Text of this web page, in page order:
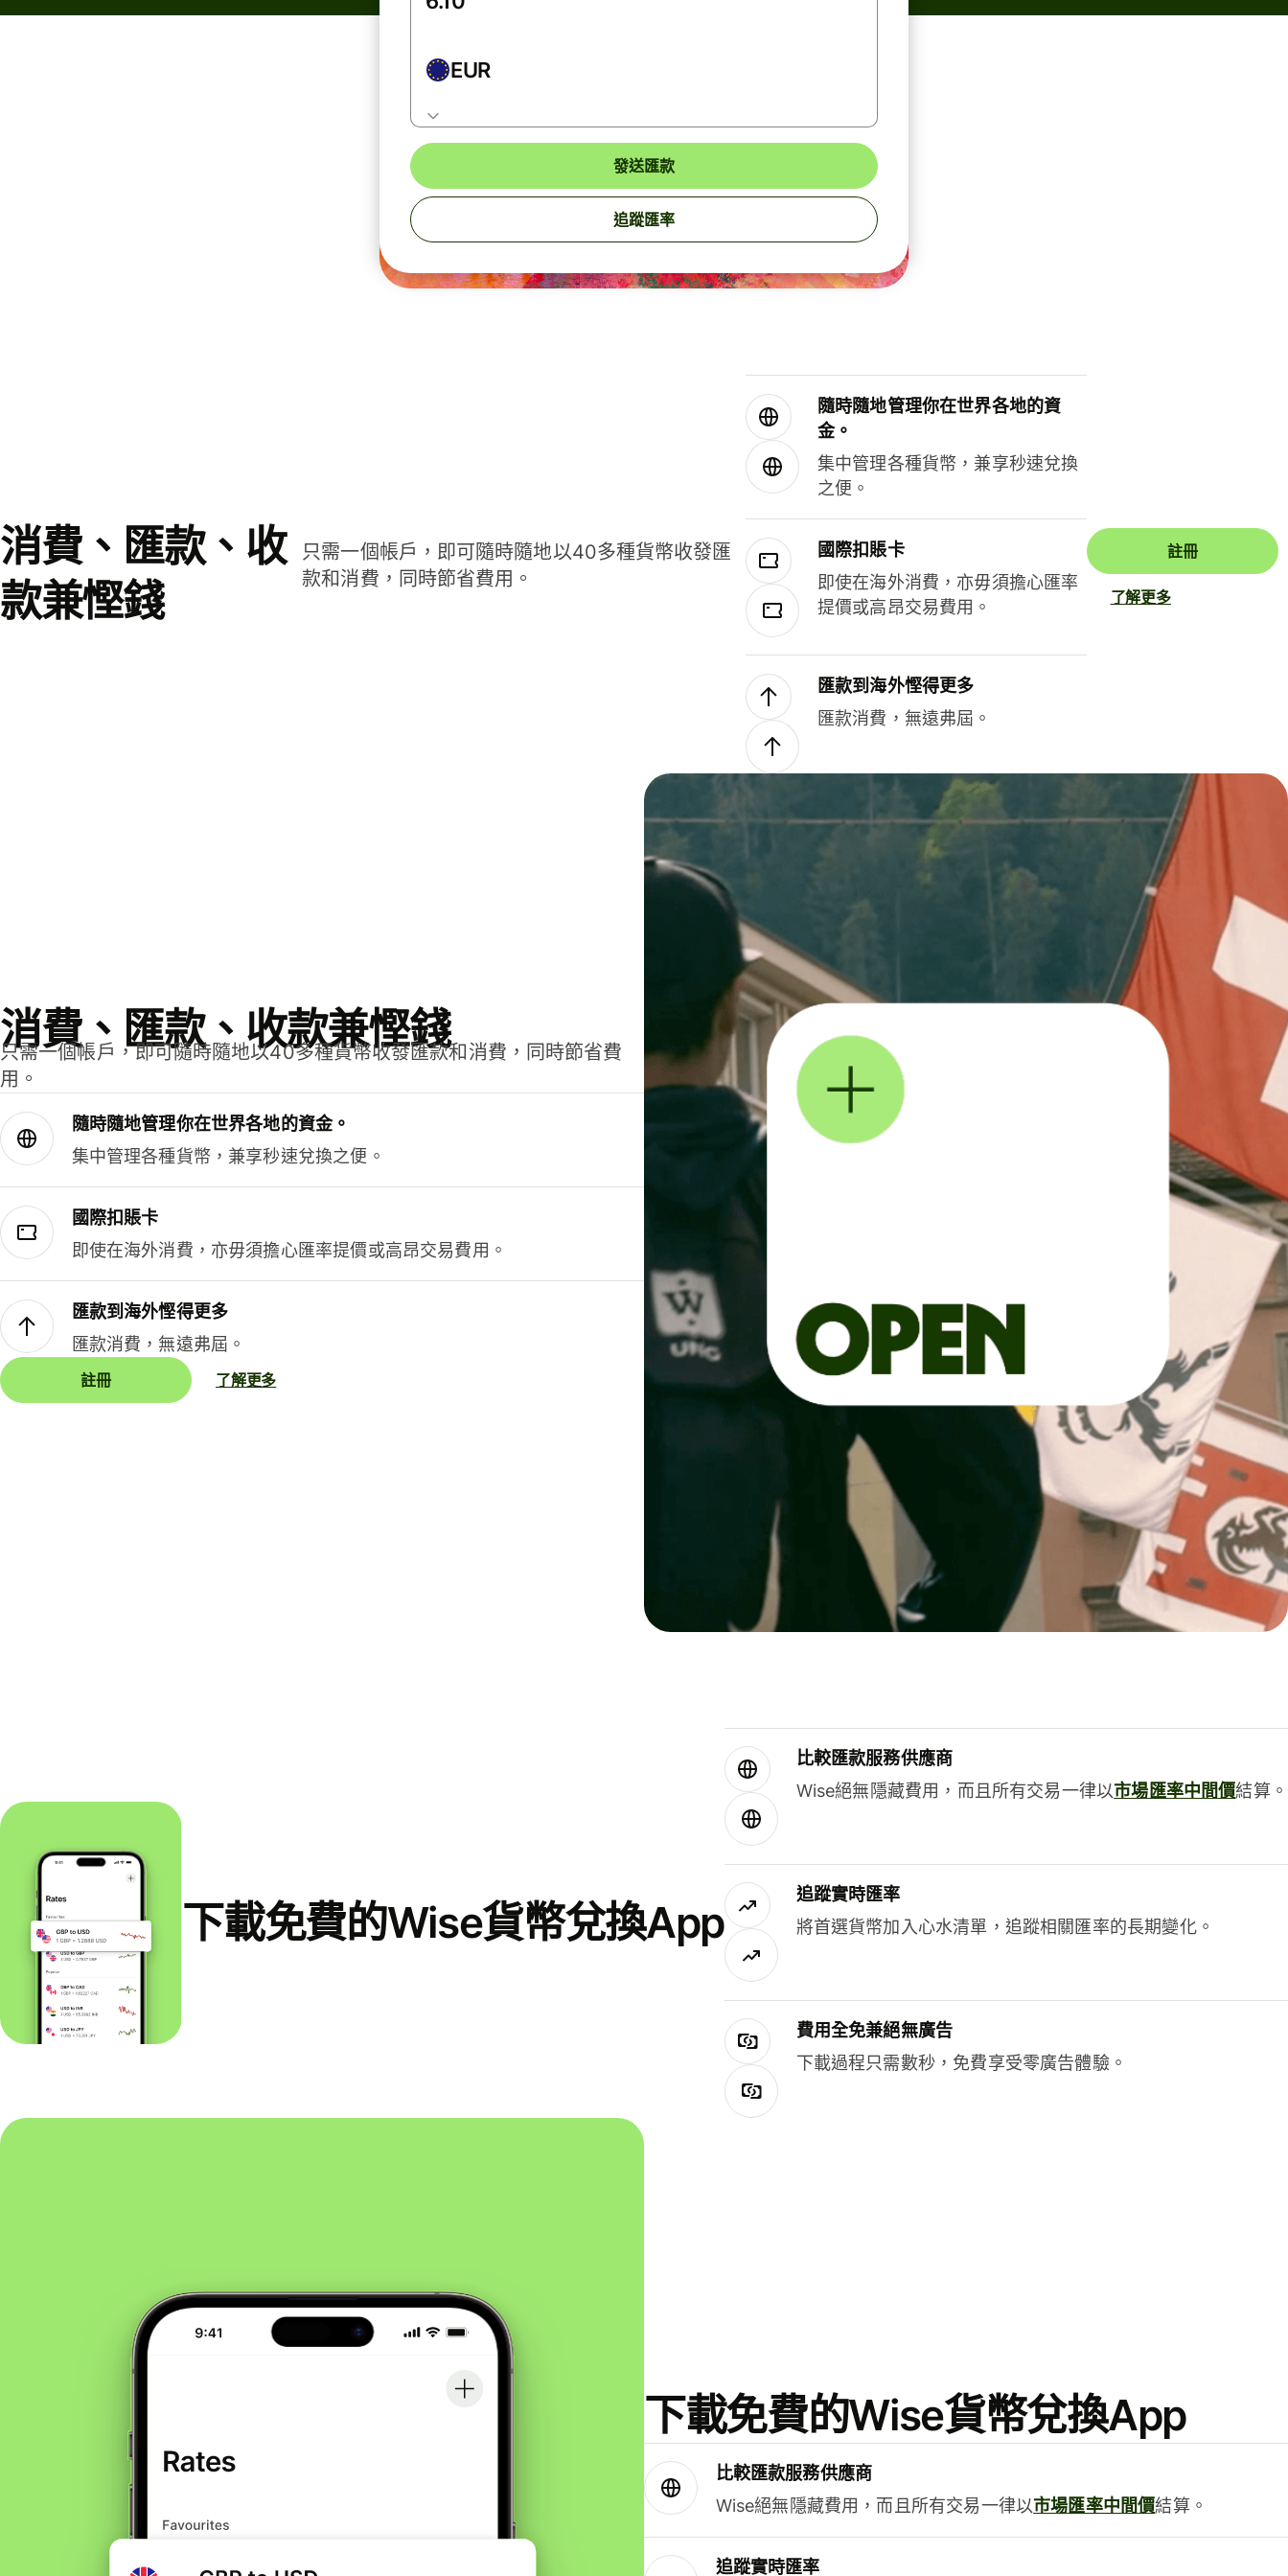
EUR
發送匯款
追蹤匯率
消費、匯款、收
款兼慳錢
只需一個帳戶，即可隨時隨地以40多種貨幣收發匯
款和消費，同時節省費用。
隨時隨地管理你在世界各地的資
金。
集中管理各種貨幣，兼享秒速兌換
之便。
國際扣賬卡
即使在海外消費，亦毋須擔心匯率
提價或高昂交易費用。
匯款到海外慳得更多
匯款消費，無遠弗屆。
註冊
了解更多
消費、匯款、收款兼慳錢
只需一個帳戶，即可隨時隨地以40多種貨幣收發匯款和消費，同時節省費
用。
隨時隨地管理你在世界各地的資金。
集中管理各種貨幣，兼享秒速兌換之便。
國際扣賬卡
即使在海外消費，亦毋須擔心匯率提價或高昂交易費用。
匯款到海外慳得更多
匯款消費，無遠弗屆。
註冊 了解更多
下載免費的Wise貨幣兌換App
比較匯款服務供應商
Wise絕無隱藏費用，而且所有交易一律以市場匯率中間價結算。
追蹤實時匯率
將首選貨幣加入心水清單，追蹤相關匯率的長期變化。
費用全免兼絕無廣告
下載過程只需數秒，免費享受零廣告體驗。
下載免費的Wise貨幣兌換App
比較匯款服務供應商
Wise絕無隱藏費用，而且所有交易一律以市場匯率中間價結算。
追蹤實時匯率